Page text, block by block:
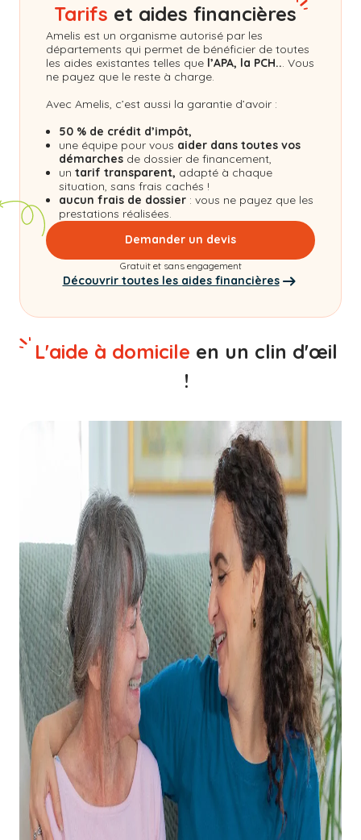
Tarifs et aides financières
Amelis est un organisme autorisé par les
départements qui permet de bénéficier de toutes
les aides existantes telles que l’APA, la PCH... Vous
ne payez que le reste à charge.
Avec Amelis, c’est aussi la garantie d’avoir :
50 % de crédit d’impôt,
une équipe pour vous aider dans toutes vos
démarches de dossier de financement,
un tarif transparent, adapté à chaque
situation, sans frais cachés !
aucun frais de dossier : vous ne payez que les
prestations réalisées.
Demander un devis
Gratuit et sans engagement
Découvrir toutes les aides financières
L'aide à domicile en un clin d'œil
!